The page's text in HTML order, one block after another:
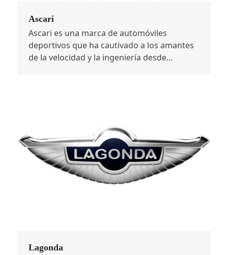
Ascari
Ascari es una marca de automóviles
deportivos que ha cautivado a los amantes
de la velocidad y la ingeniería desde…
Lagonda